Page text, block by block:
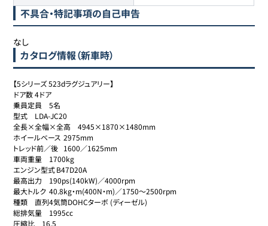
不具合・特記事項の自己申告
なし
カタログ情報（新車時）
【5シリーズ 523dラグジュアリー】
ドア数	4ドア
乗員定員	5名
型式	LDA-JC20
全長×全幅×全高	4945×1870×1480mm
ホイールベース	2975mm
トレッド前／後	1600／1625mm
車両重量	1700kg
エンジン型式	B47D20A
最高出力	190ps(140kW)／4000rpm
最大トルク	40.8kg・m(400N・m)／1750～2500rpm
種類	直列4気筒DOHCターボ (ディーゼル)
総排気量	1995cc
圧縮比	16.5